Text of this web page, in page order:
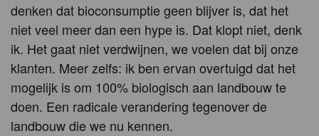
denken dat bioconsumptie geen blijver is, dat het
niet veel meer dan een hype is. Dat klopt niet, denk
ik. Het gaat niet verdwijnen, we voelen dat bij onze
klanten. Meer zelfs: ik ben ervan overtuigd dat het
mogelijk is om 100% biologisch aan landbouw te
doen. Een radicale verandering tegenover de
landbouw die we nu kennen.